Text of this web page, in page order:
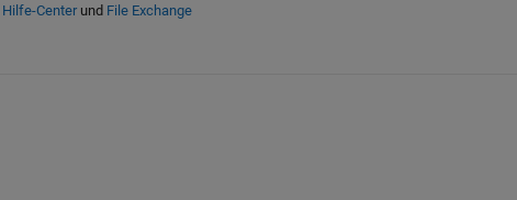
Hilfe-Centerund File Exchange